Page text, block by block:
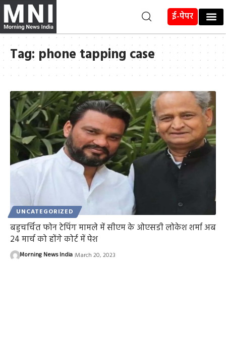
ई-पेपर
Tag: phone tapping case
UNCATEGORIZED
बहुचर्चित फोन टेपिंग मामले में सीएम के ओएसडी लोकेश शर्मा अब
24 मार्च को होंगे कोर्ट में पेश
Morning News India March 20, 2023